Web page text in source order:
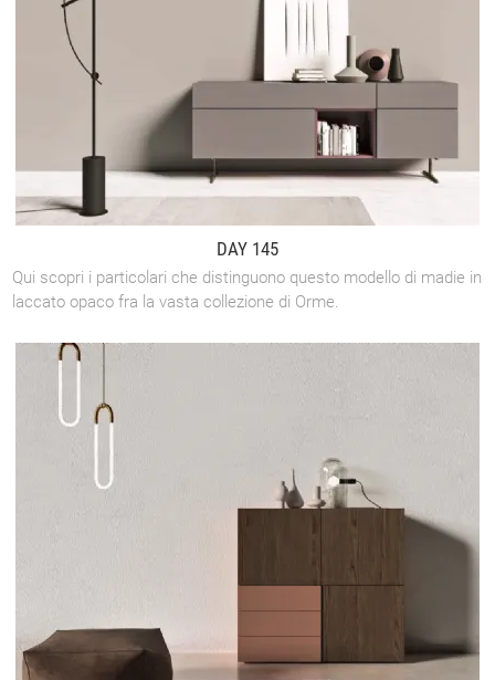
DAY 145
Qui scopri i particolari che distinguono questo modello di madie in
laccato opaco fra la vasta collezione di Orme.